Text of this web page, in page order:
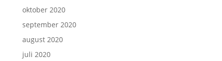
oktober 2020
september 2020
august 2020
juli 2020